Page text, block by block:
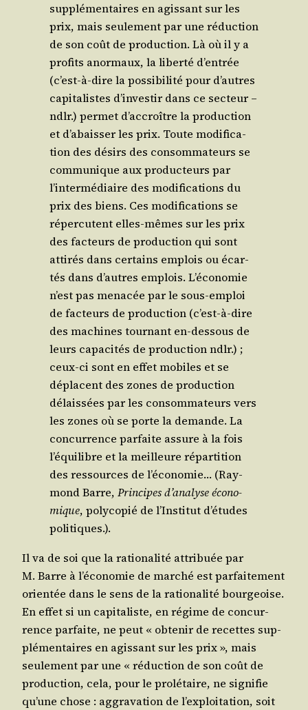
sup­plé­men­taires en agis­sant sur les
prix, mais seule­ment par une réduc­tion
de son coût de pro­duc­tion. Là où il y a
pro­fits anor­maux, la liber­té d’entrée
(c’est-à-dire la pos­si­bi­li­té pour d’autres
capi­ta­listes d’investir dans ce sec­teur –
ndlr.) per­met d’accroître la pro­duc­tion
et d’abaisser les prix. Toute modi­fi­ca­
tion des dési­rs des consom­ma­teurs se
com­mu­nique aux pro­duc­teurs par
l’intermédiaire des modi­fi­ca­tions du
prix des biens. Ces modi­fi­ca­tions se
réper­cutent elles-mêmes sur les prix
des fac­teurs de pro­duc­tion qui sont
atti­rés dans cer­tains emplois ou écar­
tés dans d’autres emplois. L’économie
n’est pas mena­cée par le sous-emploi
de fac­teurs de pro­duc­tion (c’est-à-dire
des machines tour­nant en-des­sous de
leurs capa­ci­tés de pro­duc­tion ndlr.) ;
ceux-ci sont en effet mobiles et se
déplacent des zones de pro­duc­tion
délais­sées par les consom­ma­teurs vers
les zones où se porte la demande. La
concur­rence par­faite assure à la fois
l’équilibre et la meilleure répar­ti­tion
des res­sources de l’économie… (Ray­
mond Barre, Prin­cipes d’analyse éco­no­
mique, poly­co­pié de l’Institut d’études
politiques.).
Il va de soi que la ratio­na­li­té attri­buée par
M. Barre à l’économie de mar­ché est par­fai­te­ment
orien­tée dans le sens de la ratio­na­li­té bour­geoise.
En effet si un capi­ta­liste, en régime de concur­
rence par­faite, ne peut « obte­nir de recettes sup­
plé­men­taires en agis­sant sur les prix », mais
seule­ment par une « réduc­tion de son coût de
pro­duc­tion, cela, pour le pro­lé­taire, ne signi­fie
qu’une chose : aggra­va­tion de l’exploitation, soit